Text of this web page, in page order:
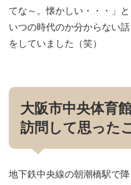
てな～。懐かしい・・・」と
いつの時代のか分からない
をしていました（笑）
大阪市中央体育
訪問して思った
地下鉄中央線の朝潮橋駅で